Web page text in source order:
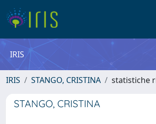
IRIS
IRIS STANGO, CRISTINA statistiche
STANGO, CRISTINA